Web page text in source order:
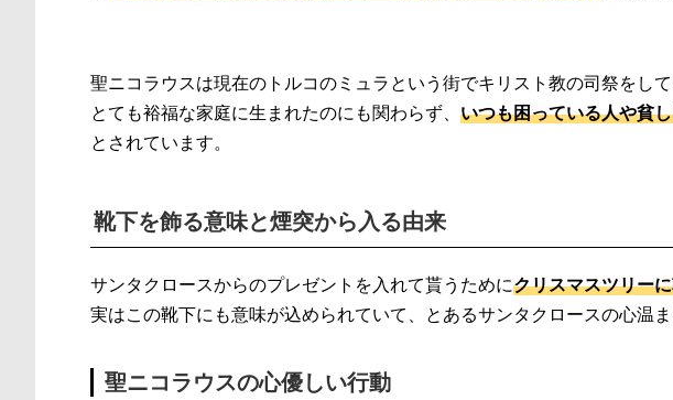
聖ニコラウスは現在のトルコのミュラという街でキリスト教の司祭をして
とても裕福な家庭に生まれたのにも関わらず、 いつも困っている人や貧
とされています。
靴下を飾る意味と煙突から入る由来
サンタクロースからのプレゼントを入れて貰うためにクリスマスツリー
実はこの靴下にも意味が込められていて、とあるサンタクロースの心温
聖ニコラウスの心優しい行動